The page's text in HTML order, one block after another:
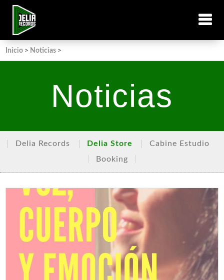
Inicio > Noticias >
Noticias
Delia Records Delia Store
Cabine Estudio
Booking